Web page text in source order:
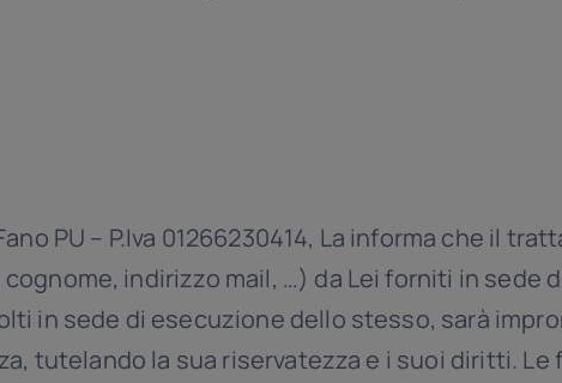
PU – P.Iva 01266230414, La informa che il
indirizzo mail, …) da Lei forniti in sede
in sede di esecuzione dello stesso, sarà
tutelando la sua riservatezza e i suoi diritti. Le